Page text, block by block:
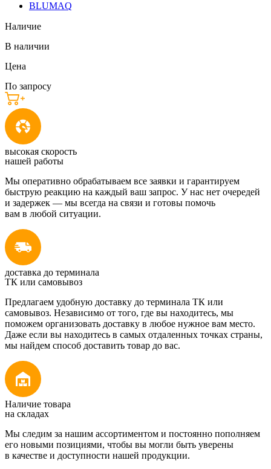
BLUMAQ
Наличие
В наличии
Цена
По запросу
высокая скорость
нашей работы
Мы оперативно обрабатываем все заявки и гарантируем
быструю реакцию на каждый ваш запрос. У нас нет очередей
и задержек — мы всегда на связи и готовы помочь
вам в любой ситуации.
доставка до терминала
ТК или самовывоз
Предлагаем удобную доставку до терминала ТК или
самовывоз. Независимо от того, где вы находитесь, мы
поможем организовать доставку в любое нужное вам место.
Даже если вы находитесь в самых отдаленных точках страны,
мы найдем способ доставить товар до вас.
Наличие товара
на складах
Мы следим за нашим ассортиментом и постоянно пополняем
его новыми позициями, чтобы вы могли быть уверены
в качестве и доступности нашей продукции.